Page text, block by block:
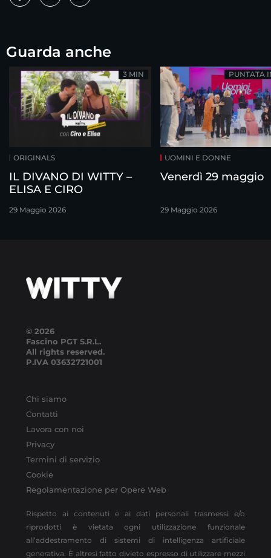
Guarda anche
ORIGINALS
IL DIVANO DI WITTY –
ELISA E CIRO
29 Maggio 2026
3 MIN
UOMINI E DONNE
Venerdì 29 maggio
29 Maggio 2026
PUNTATA
© 2026
Fascino PGT S.R.L.
All rights reserved.
P.IVA 03632721001
Chi siamo
Contatti
Lavora con noi
Privacy
Termini di servizio
Cookie
Regolamentazione per Opere Web
Rispetto ai contenuti e ai dati personali trasmessi e/o
riprodotti è vietata ogni utilizzazione funzionale
all’addestramento di sistemi di intelligenza artificiale
generativa. È altresì fatto divieto espresso di utilizzare mezzi